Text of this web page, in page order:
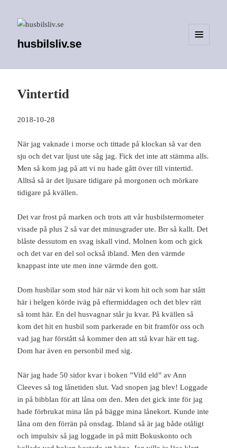
husbilsliv.se
Vintertid
2018-10-28
När jag vaknade i morse och tittade på klockan så var den
sju och det var ljust ute såg jag. Fick det inte att stämma alls.
Men så kom jag på att vi nu hade gått över till vintertid.
Alltså så är det ljusare tidigare på morgonen och mörkare
tidigare på kvällen.
Det var frost på marken och trots att vår husbilstermometer
visade på plus 2 så var det minusgrader ute. Brr så kallt. Det
blåste dessutom en svag iskall vind. Molnen kom och gick
och det var en del sol också ibland. Men den värmde
knappast inte ute men inne värmde den gott.
Dom husbilar som stod här när vi kom hit och som har stått
här i helgen körde iväg på eftermiddagen och det blev rätt
så tomt här. En del husvagnar står ju kvar. På kvällen så
kom det hit en husbil som parkerade en bit framför oss och
vad jag har förstått så kommer den att stå kvar här ett tag.
Dom har även en personbil med sig.
När jag hade 50 sidor kvar i boken ”Vild eld” av Ann
Cleeves så tog lånetiden slut. Vad snopen jag blev! Loggade
in på bibblan för att låna om den. Men det gick inte för jag
hade förbrukat mina lån på bägge mina lånekort. Kunde inte
låna om den förrän på onsdag. Ibland så är jag både otåligt
och impulsiv så jag loggade in på mitt Bokuskonto och